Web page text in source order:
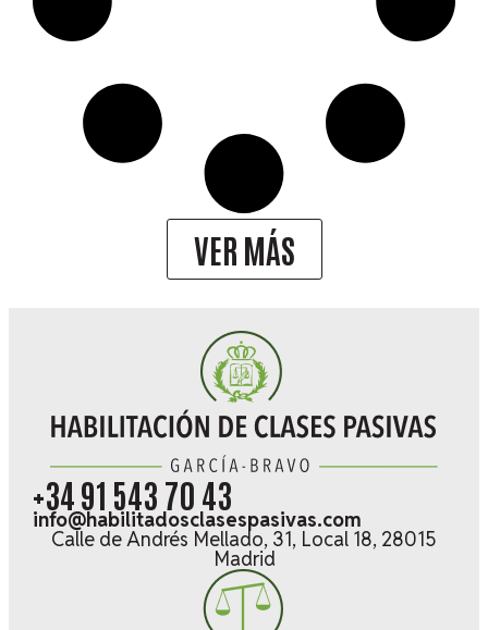
VER MÁS
+34 91 543 70 43
info@habilitadosclasespasivas.com
Calle de Andrés Mellado, 31, Local 18, 28015
Madrid